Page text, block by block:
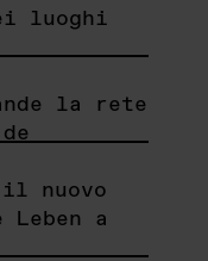
luoghi
la rete
nuovo
a